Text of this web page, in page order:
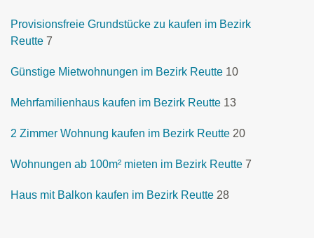
Provisionsfreie Grundstücke zu kaufen im Bezirk
Reutte 7
Günstige Mietwohnungen im Bezirk Reutte 10
Mehrfamilienhaus kaufen im Bezirk Reutte 13
2 Zimmer Wohnung kaufen im Bezirk Reutte 20
Wohnungen ab 100m² mieten im Bezirk Reutte 7
Haus mit Balkon kaufen im Bezirk Reutte 28